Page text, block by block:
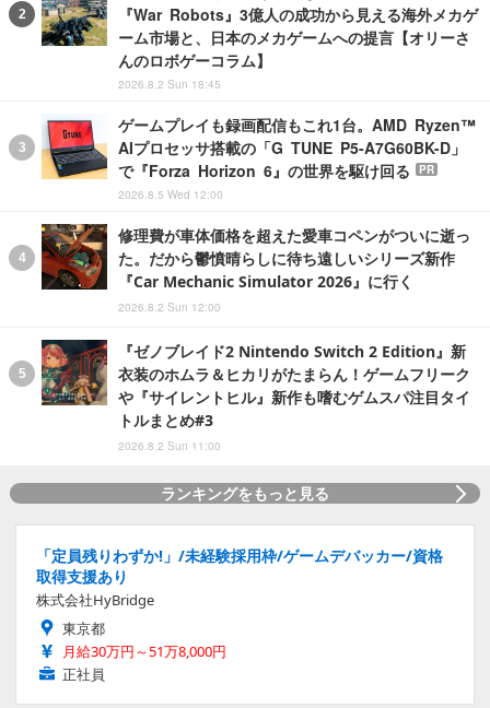
『War Robots』3億人の成功から見える海外メカゲ
ーム市場と、日本のメカゲームへの提言【オリーさ
んのロボゲーコラム】
2026.8.2 Sun 18:45
ゲームプレイも録画配信もこれ1台。AMD Ryzen™
AIプロセッサ搭載の「G TUNE P5-A7G60BK-D」
で『Forza Horizon 6』の世界を駆け回る
PR
2026.8.5 Wed 12:00
修理費が車体価格を超えた愛車コペンがついに逝っ
た。だから鬱憤晴らしに待ち遠しいシリーズ新作
『Car Mechanic Simulator 2026』に行く
2026.8.2 Sun 12:00
『ゼノブレイド2 Nintendo Switch 2 Edition』新
衣装のホムラ＆ヒカリがたまらん！ゲームフリーク
や『サイレントヒル』新作も嗜むゲムスパ注目タイ
トルまとめ#3
2026.8.2 Sun 11:00
ランキングをもっと見る
「定員残りわずか!」/未経験採用枠/ゲームデバッカー/資格
取得支援あり
株式会社HyBridge
東京都
月給30万円～51万8,000円
正社員